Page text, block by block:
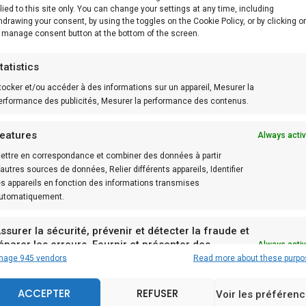
to this site only. You can change your settings at any time, including
your consent, by using the toggles on the Cookie Policy, or by clicking
consent button at the bottom of the screen.
et/ou accéder à des informations sur un appareil, Mesurer la
des publicités, Mesurer la performance des contenus.
Always
en correspondance et combiner des données à partir
sources de données, Relier différents appareils, Identifier
appareils en fonction des informations transmises
la sécurité, prévenir et détecter la fraude et
les erreurs, Fournir et présenter des
et du contenu.
Always
945 vendors
Read more about these
ACCEPTER REFUSER Voir les
à tout les parfums. A déguster nature, avec de la
salé.
recette, il vous faut :